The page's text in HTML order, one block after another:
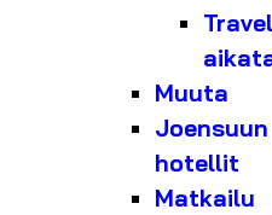
Muuta
Joensuun
hotellit
Matkailu